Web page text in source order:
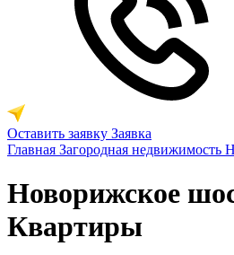
Оставить заявку Заявка
Главная Загородная недвижимость
Новорижское
Квартиры